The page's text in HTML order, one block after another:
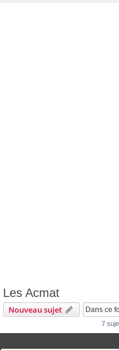
Les Acmat
Nouveau sujet
7